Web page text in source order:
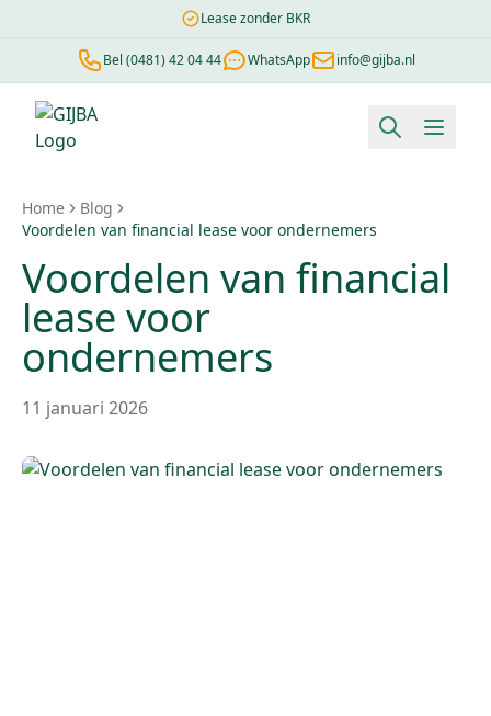
Lease zonder BKR
Bel (0481) 42 04 44 WhatsApp info@gijba.nl
Home
Blog
Voordelen van financial lease voor ondernemers
Voordelen van financial
lease voor
ondernemers
11 januari 2026